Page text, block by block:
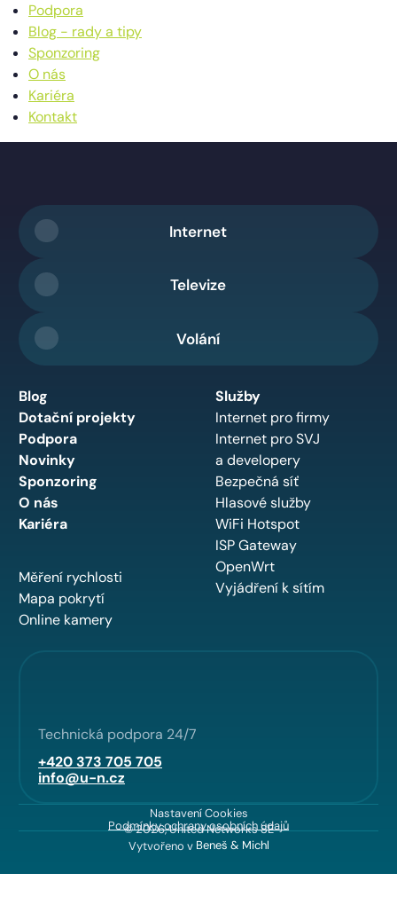
Podpora
Blog - rady a tipy
Sponzoring
O nás
Kariéra
Kontakt
Internet
Televize
Volání
Blog
Dotační projekty
Podpora
Novinky
Sponzoring
O nás
Kariéra
Měření rychlosti
Mapa pokrytí
Online kamery
Služby
Internet pro firmy
Internet pro SVJ
a developery
Bezpečná síť
Hlasové služby
WiFi Hotspot
ISP Gateway
OpenWrt
Vyjádření k sítím
Technická podpora 24/7
+420 373 705 705
info@u-n.cz
Nastavení Cookies
Podmínky ochrany osobních údajů
© 2026, United Networks SE
Vytvořeno v Beneš & Michl